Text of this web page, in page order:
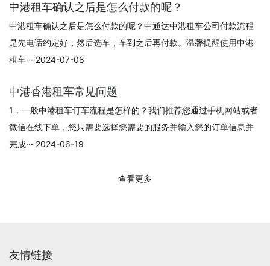
中港租车确认之后是怎么付款的呢？
中港租车确认之后是怎么付款的呢？中通达中港租车公司付款流程
是先电话约定好，然后选车，车到之后再付款。温馨提醒使用中港
租车··· 2024-07-08
中港香港租车常见问题
1．一般中港租车订车流程是怎样的？我们推荐您通过手机网站或者
微信在线下单，您只需要选择您需要的服务并输入您的订单信息并
完成··· 2024-06-19
查看更多
友情链接